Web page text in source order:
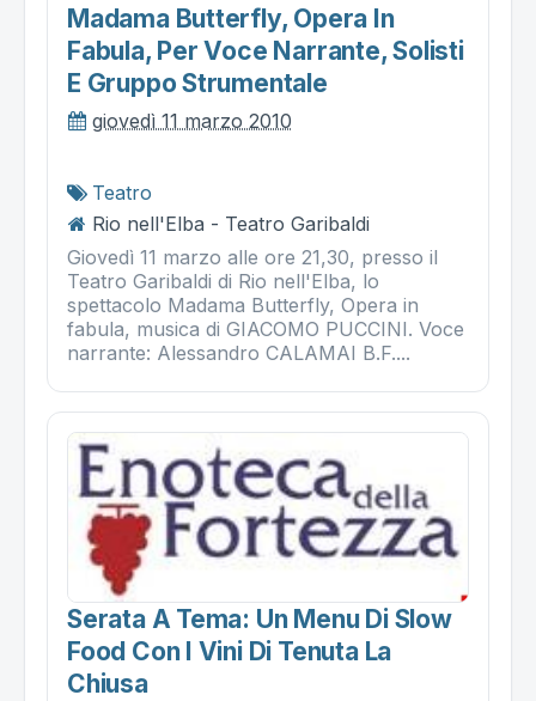
Madama Butterfly, Opera In
Fabula, Per Voce Narrante, Solisti
E Gruppo Strumentale
giovedì 11 marzo 2010
Teatro
Rio nell'Elba - Teatro Garibaldi
Giovedì 11 marzo alle ore 21,30, presso il
Teatro Garibaldi di Rio nell'Elba, lo
spettacolo Madama Butterfly, Opera in
fabula, musica di GIACOMO PUCCINI. Voce
narrante: Alessandro CALAMAI B.F....
Serata A Tema: Un Menu Di Slow
Food Con I Vini Di Tenuta La
Chiusa